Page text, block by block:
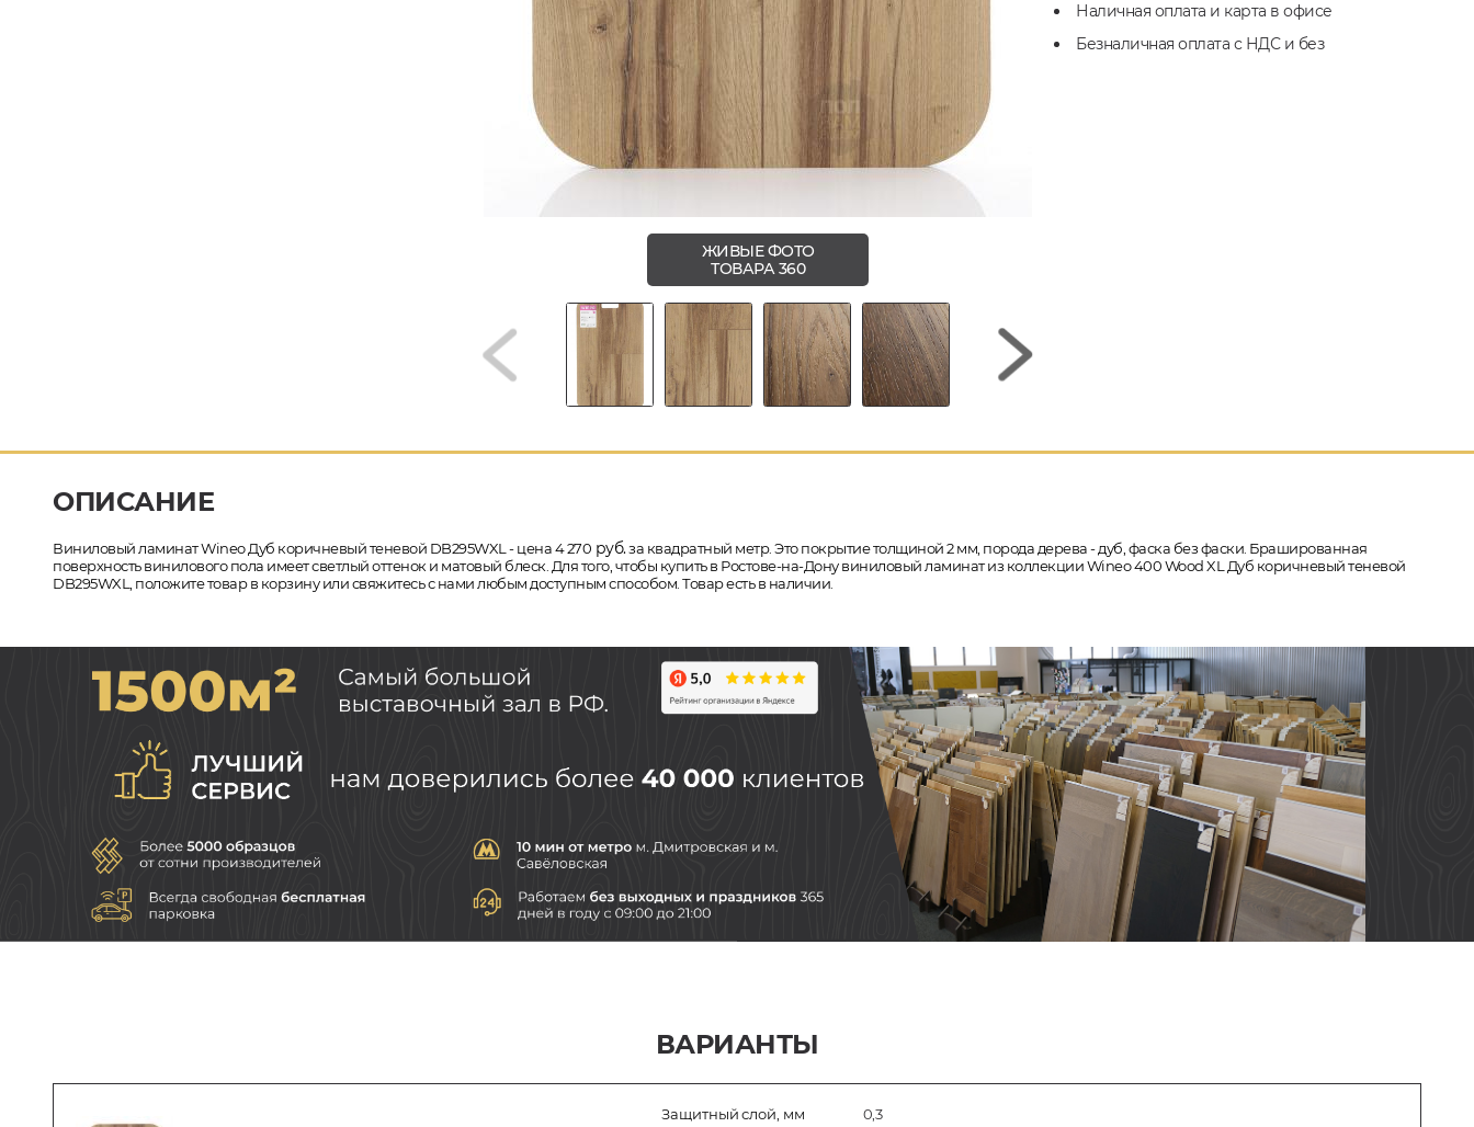
ЖИВЫЕ ФОТО
ТОВАРА 360
Наличная оплата и карта в офисе
Безналичная оплата с НДС и без
ОПИСАНИЕ
Виниловый ламинат Wineo Дуб коричневый теневой DB295WXL - цена 4 270 руб.за квадратный метр. Это покрытие толщиной 2 мм, порода дерева - дуб, фаска без фаски. Брашированная
поверхность винилового пола имеет светлый оттенок и матовый блеск. Для того, чтобы купить в Ростове-на-Дону виниловый ламинат из коллекции Wineo 400 Wood XL Дуб коричневый теневой
DB295WXL, положите товар в корзину или свяжитесь с нами любым доступным способом. Товар есть в наличии.
ВАРИАНТЫ
Защитный слой, мм
0,3